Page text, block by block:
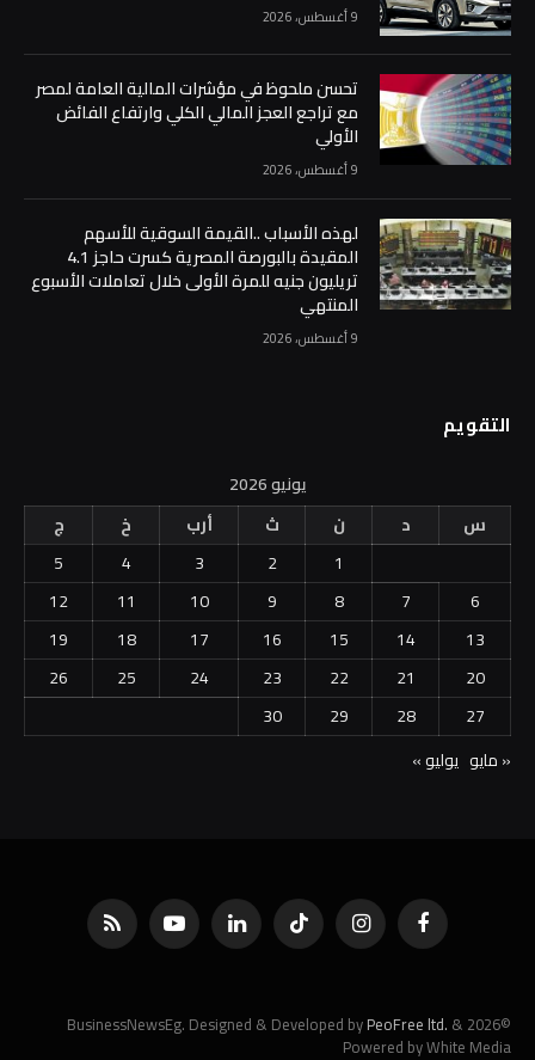
9 أغسطس، 2026
تحسن ملحوظ في مؤشرات المالية العامة لمصر
مع تراجع العجز المالي الكلي وارتفاع الفائض
الأولي
9 أغسطس، 2026
لهذه الأسباب ..القيمة السوقية للأسهم
المقيدة بالبورصة المصرية كسرت حاجز 4.1
تريليون جنيه للمرة الأولى خلال تعاملات الأسبوع
المنتهي
9 أغسطس، 2026
التقويم
يونيو 2026
س
د ن ث أرب خ
ج
1
2
3
4
5
6
7
8
9
10
11
12
13
14
15
16
17
18
19
20
21
22
23
24
25
26
27
28
29
30
« مايو يوليو »
فيسبوك الانستغرامتيكتوك لينكدإن يوتيوب RSS
©2026 BusinessNewsEg. Designed & Developed by
PeoFree ltd. &
Powered by White Media